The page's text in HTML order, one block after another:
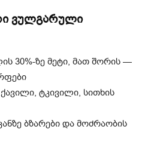
ვულგარული
30%-ზე მეტი, მათ შორის —
ტკივილი, სითხის
ბზარები და მოძრაობის